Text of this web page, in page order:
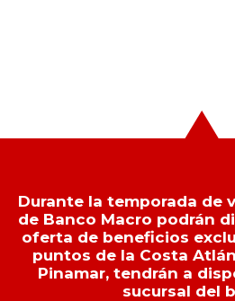
Durante la temporada de
de Banco Macro podrán
oferta de beneficios
puntos de la Costa
Pinamar, tendrán a
sucursal del